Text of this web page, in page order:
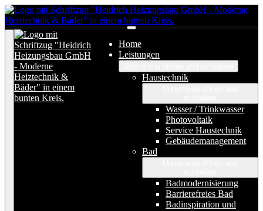
Home
Leistungen
Haustechnik
Wasser / Trinkwasser
Photovoltaik
Service Haustechnik
Gebäudemanagement
Bad
Badmodernisierung
Barrierefreies Bad
Badinspiration und